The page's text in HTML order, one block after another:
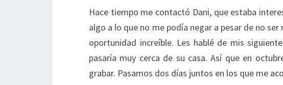
EL
Hace tiempo me contactó Dani, que estaba
algo a lo que no me podía negar a pesar de no
oportunidad increíble. Les hablé de mis
pasaría muy cerca de su casa. Así que en
grabar. Pasamos dos días juntos en los que me